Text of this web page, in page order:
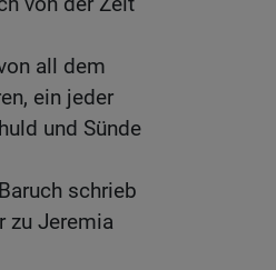
all dem
ein jeder
und Sünde
schrieb
zu Jeremia